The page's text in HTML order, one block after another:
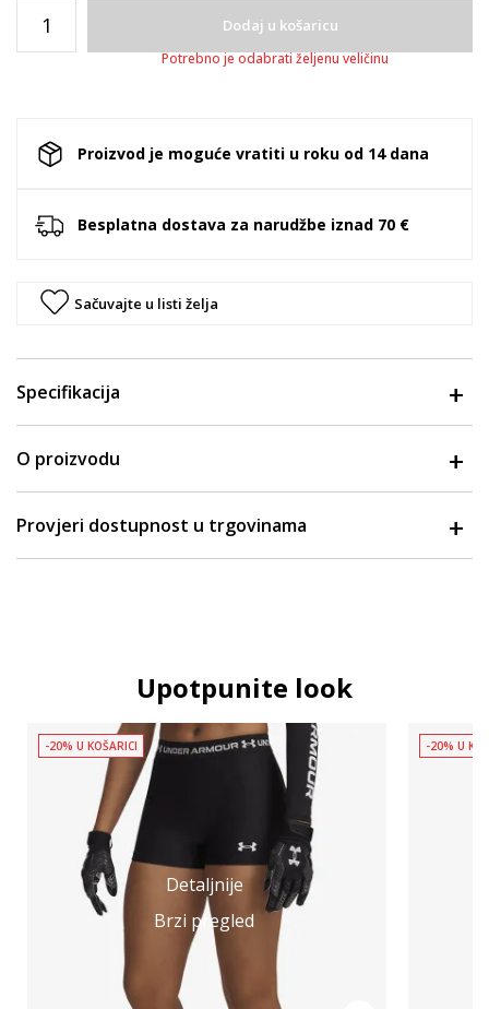
Dodaj u košaricu
Potrebno je odabrati željenu veličinu
Proizvod je moguće vratiti u roku od 14 dana
Besplatna dostava za narudžbe iznad 70 €
Sačuvajte u listi želja
Specifikacija
O proizvodu
Provjeri dostupnost u trgovinama
Upotpunite look
Detaljnije
Brzi pregled
-20% U KOŠARICI -20% U